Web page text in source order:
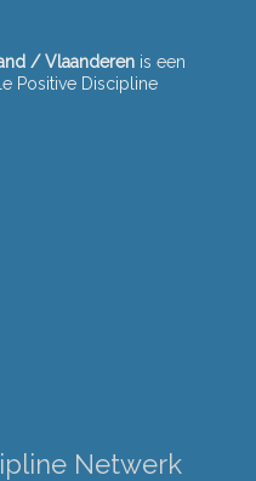
/ Vlaanderen is een
Positive Discipline
Netwerk